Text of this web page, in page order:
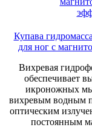
Купава
для ног с
Вихревая
обеспечивает
икроножных
вихревым водным
оптическим
постоянным